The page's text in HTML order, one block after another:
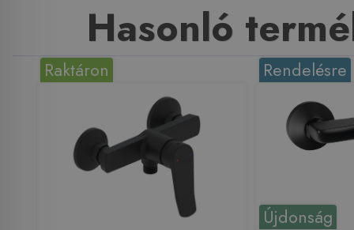
Hasonló
Raktáron
Újdonság
Rendelésre